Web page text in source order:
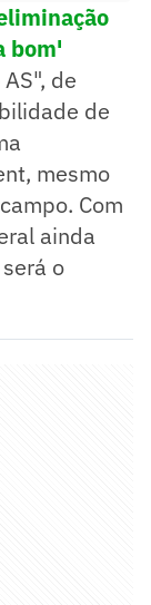
bom'
de
de
mesmo
Com
ainda
o